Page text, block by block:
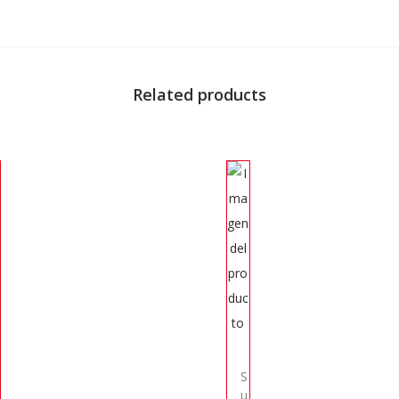
Related products
S
u